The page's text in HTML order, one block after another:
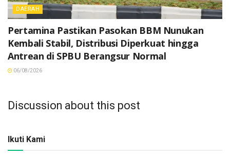
DAERAH
Pertamina Pastikan Pasokan BBM Nunukan
Kembali Stabil, Distribusi Diperkuat hingga
Antrean di SPBU Berangsur Normal
06/08/2026
Discussion about this post
Ikuti Kami